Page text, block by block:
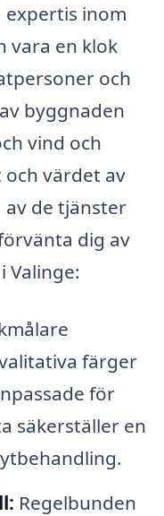
inom
vara en klok
och
byggnaden
vind och
värdet av
de tjänster
dig av
Valinge:
färger
för
säkerställer en
Regelbunden